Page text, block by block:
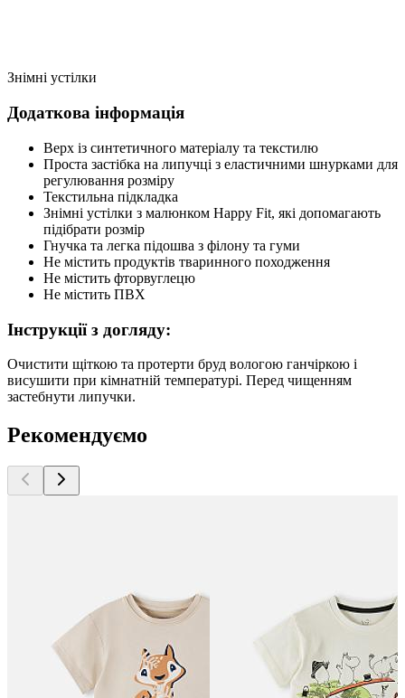
Знімні устілки
Додаткова інформація
Верх із синтетичного матеріалу та текстилю
Проста застібка на липучці з еластичними шнурками для
регулювання розміру
Текстильна підкладка
Знімні устілки з малюнком Happy Fit, які допомагають
підібрати розмір
Гнучка та легка підошва з філону та гуми
Не містить продуктів тваринного походження
Не містить фторвуглецю
Не містить ПВХ
Інструкції з догляду:
Очистити щіткою та протерти бруд вологою ганчіркою і
висушити при кімнатній температурі. Перед чищенням
застебнути липучки.
Рекомендуємо